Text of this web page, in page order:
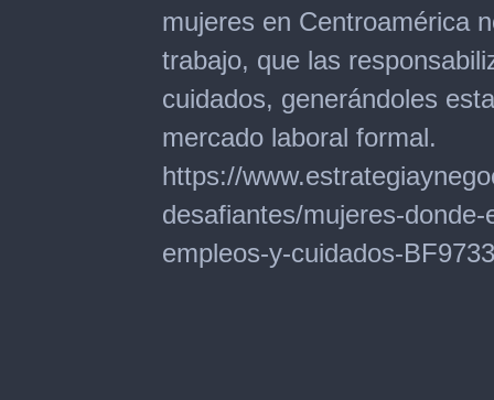
44
seconds
mujeres en Centroamérica
trabajo, que las
cuidados, generándoles
mercado laboral formal.
https://
desafiantes/mujeres-
empleos-y-cuidados-